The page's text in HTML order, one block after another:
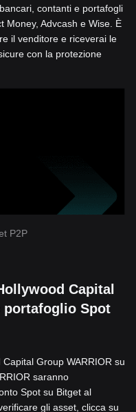
contanti e portafogli
Money, Advcash e Wise. È
il venditore e riceverai le
con la protezione
P2P
Capital
portafoglio Spot
Group WARRIOR su
saranno
Spot su Bitget al
gli asset, clicca su